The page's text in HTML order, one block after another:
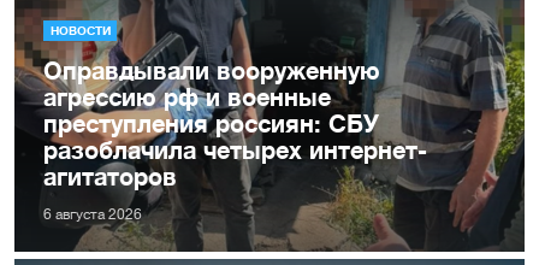
НОВОСТИ
Оправдывали вооруженную
агрессию рф и военные
преступления россиян: СБУ
разоблачила четырех интернет-
агитаторов
6 августа 2026